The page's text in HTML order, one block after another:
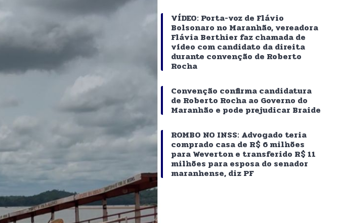
VÍDEO: Porta-voz de Flávio
Bolsonaro no Maranhão, vereadora
Flávia Berthier faz chamada de
vídeo com candidato da direita
durante convenção de Roberto
Rocha
Convenção confirma candidatura
de Roberto Rocha ao Governo do
Maranhão e pode prejudicar Braide
ROMBO NO INSS: Advogado teria
comprado casa de R$ 6 milhões
para Weverton e transferido R$ 11
milhões para esposa do senador
maranhense, diz PF